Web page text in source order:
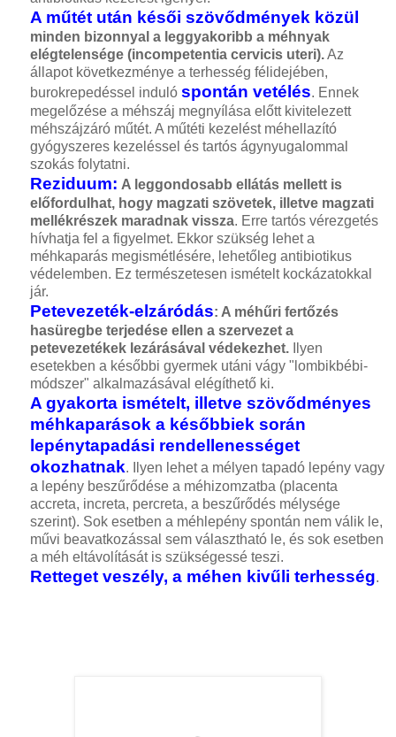
A műtét után késői szövődmények közül
minden bizonnyal a leggyakoribb a méhnyak
elégtelensége (incompetentia cervicis uteri).Az
állapot következménye a terhesség félidejében,
burokrepedéssel induló spontán vetélés. Ennek
megelőzése a méhszáj megnyílása előtt kivitelezett
méhszájzáró műtét. A műtéti kezelést méhellazító
gyógyszeres kezeléssel és tartós ágynyugalommal
szokás folytatni.
Reziduum: A leggondosabb ellátás mellett is
előfordulhat, hogy magzati szövetek, illetve magzati
mellékrészek maradnak vissza. Erre tartós vérezgetés
hívhatja fel a figyelmet. Ekkor szükség lehet a
méhkaparás megismétlésére, lehetőleg antibiotikus
védelemben. Ez természetesen ismételt kockázatokkal
jár.
Petevezeték-elzáródás: A méhűri fertőzés
hasüregbe terjedése ellen a szervezet a
petevezetékek lezárásával védekezhet. Ilyen
esetekben a későbbi gyermek utáni vágy "lombikbébi-
módszer" alkalmazásával elégíthető ki.
A gyakorta ismételt, illetve szövődményes
méhkaparások a későbbiek során
lepénytapadási rendellenességet
okozhatnak. Ilyen lehet a mélyen tapadó lepény vagy
a lepény beszűrődése a méhizomzatba (placenta
accreta, increta, percreta, a beszűrődés mélysége
szerint). Sok esetben a méhlepény spontán nem válik le,
művi beavatkozással sem választható le, és sok esetben
a méh eltávolítását is szükségessé teszi.
Retteget veszély, a méhen kivűli terhesség.